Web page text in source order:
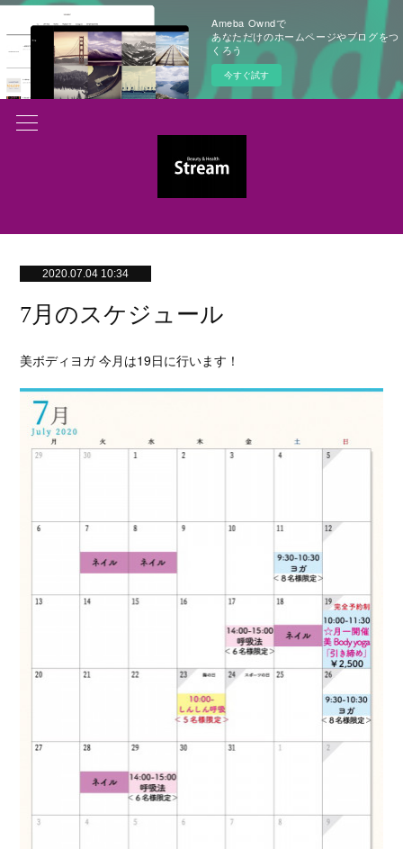
Ameba Owndで
あなただけのホームページやブログをつ
くろう
今すぐ試す
2020.07.04 10:34
7月のスケジュール
美ボディヨガ 今月は19日に行います！